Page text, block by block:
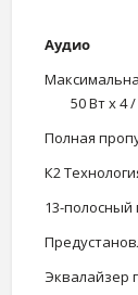
Аудио
50 Вт x 4
Полная
К2
13-полосный
Эквалайзер